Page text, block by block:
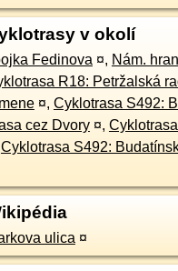
v okolí
Fedinova ¤, Nám.
R18: Petržalská
¤, Cyklotrasa S492:
cez Dvory ¤,
Cyklotrasa S492:
ulica ¤